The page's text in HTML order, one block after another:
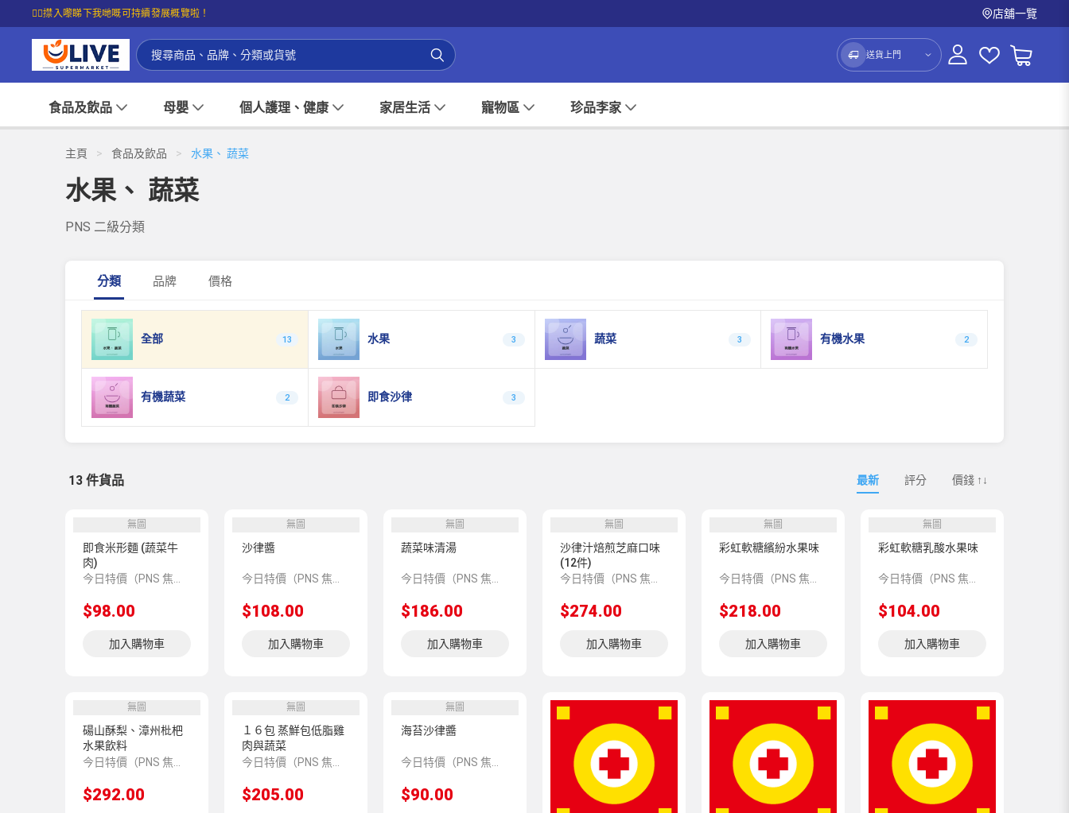
☝🏼㩒入嚟睇下我哋嘅可持續發展概覽啦！ 店舖一覽
送貨上門
食品及飲品 母嬰 個人護理、健康 家居生活 寵物區 珍品李家
主頁 > 食品及飲品 > 水果、 蔬菜
水果、 蔬菜
PNS 二級分類
分類 品牌 價格
全部 13 水果 3 蔬菜 3 有機水果 2
有機蔬菜 2 即食沙律 3
13 件貨品 最新 評分 價錢 ↑↓
無圖
即食米形麵 (蔬菜牛
肉)
$98.00
加入購物車
無圖
沙律醬
$108.00
加入購物車
無圖
蔬菜味清湯
$186.00
加入購物車
無圖
沙律汁焙煎芝麻口味
(12件)
$274.00
加入購物車
無圖
彩虹軟糖繽紛水果味
$218.00
加入購物車
無圖
彩虹軟糖乳酸水果味
$104.00
加入購物車
無圖
碭山酥梨、漳州枇杷
水果飲料
$292.00
無圖
１６包 蒸鮮包低脂雞
肉與蔬菜
$205.00
無圖
海苔沙律醬
$90.00